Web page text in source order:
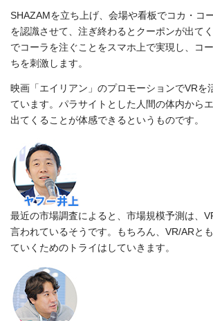
SHAZAMを立ち上げ、会場や看板でコカ・コ
を認識させて、注ぎ終わるとクーポンが出て
でコーラを注ぐことをスマホ上で実現し、コ
ちを刺激します。
映画「エイリアン」のプロモーションでVRを
ています。パラサイトとした人間の体内から
出てくることが体感できるというものです。
最近の市場調査によると、市場規模予測は、
言われているそうです。もちろん、VR/ARと
ていくためのトライはしていきます。